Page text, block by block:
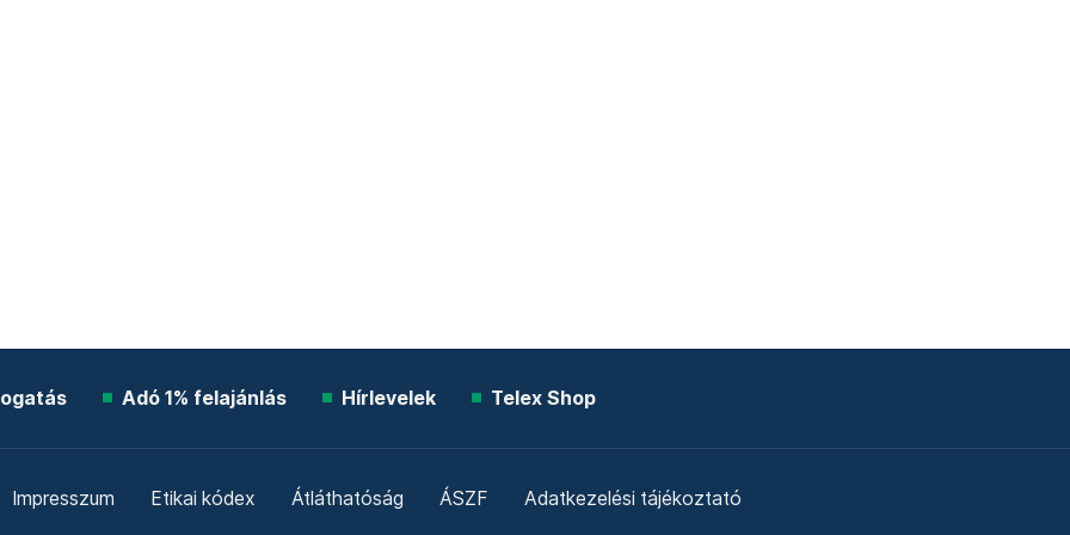
Adó 1% felajánlás Hírlevelek Telex Shop
Impresszum Etikai kódex Átláthatóság ÁSZF Adatkezelési tájékoztató